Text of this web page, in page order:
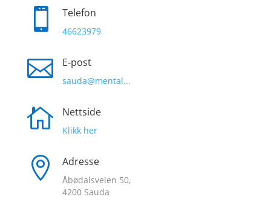
 Telefon
46623979
 E-post
sauda@mental...
 Nettside
Klikk her
 Adresse
Åbødalsveien 50,
4200 Sauda